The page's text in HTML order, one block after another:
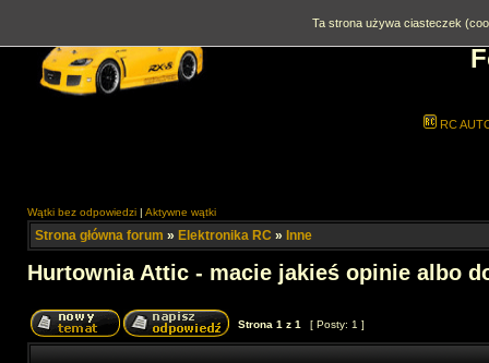
RC
Wątki bez odpowiedzi | Aktywne wątki
Strona główna forum » Elektronika RC » Inne
Hurtownia Attic - macie jakieś opinie albo
Strona 1 z 1 [ Posty: 1 ]
Ta strona używa ciasteczek